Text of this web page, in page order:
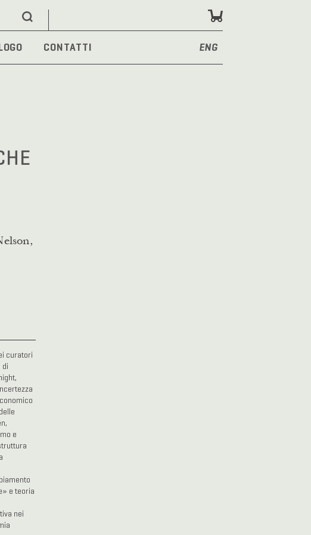
CONTATTI ENG
curatori
di
e
e teoria
nei